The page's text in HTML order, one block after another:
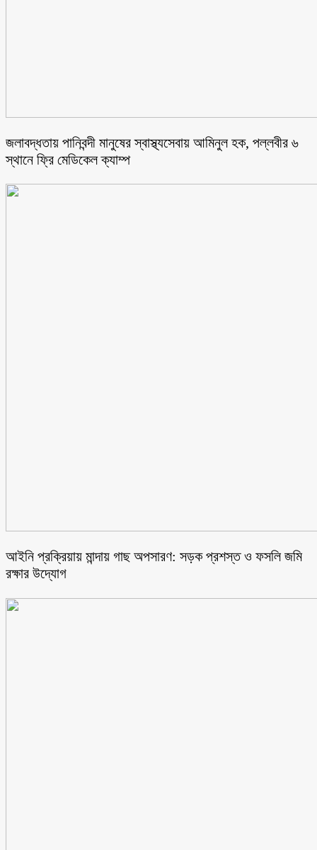
জলাবদ্ধতায় পানিবন্দী মানুষের স্বাস্থ্যসেবায় আমিনুল হক, পল্লবীর ৬
স্থানে ফ্রি মেডিকেল ক্যাম্প
আইনি প্রক্রিয়ায় মান্দায় গাছ অপসারণ: সড়ক প্রশস্ত ও ফসলি জমি
রক্ষার উদ্যোগ